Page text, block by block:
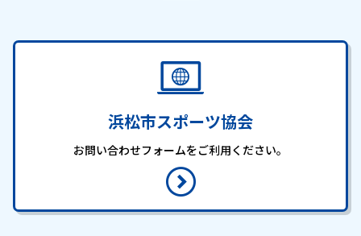
浜松市スポーツ協会
お問い合わせフォームをご利用ください。